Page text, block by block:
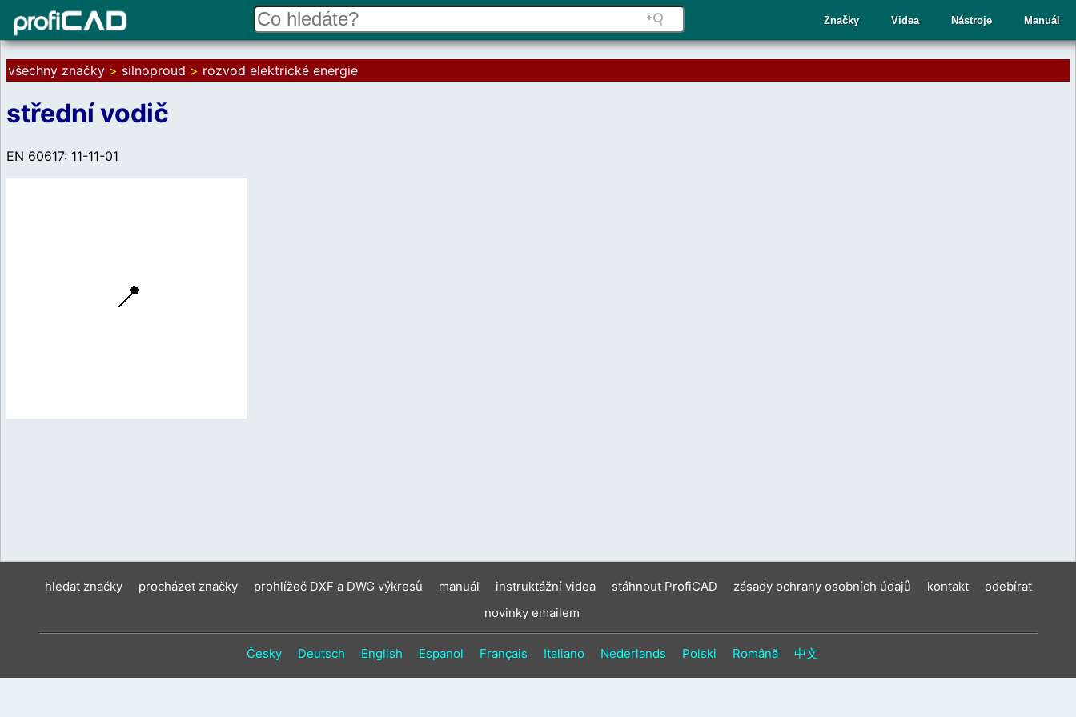
Manuál
Nástroje
Videa
Značky
všechny značky > silnoproud > rozvod elektrické energie
střední vodič
EN 60617: 11-11-01
hledat značky procházet značky prohlížeč DXF a DWG výkresů manuál instruktážní videa stáhnout ProfiCAD zásady ochrany osobních údajů kontakt
odebírat
novinky emailem
Česky Deutsch English Espanol Français Italiano Nederlands Polski Română 中文